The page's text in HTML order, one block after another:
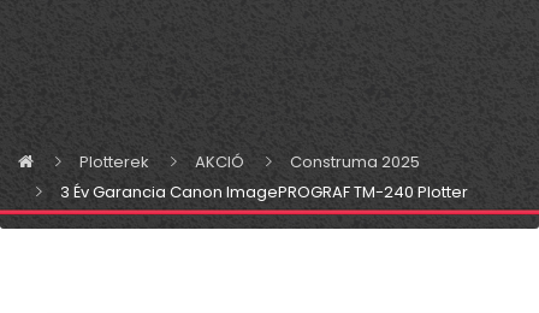
Plotterek AKCIÓ
Construma 2025
3 Év Garancia Canon ImagePROGRAF TM-240 Plotter